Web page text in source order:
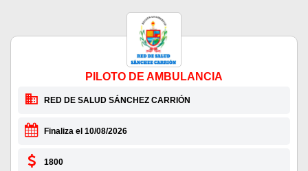
PILOTO DE AMBULANCIA
RED DE SALUD SÁNCHEZ CARRIÓN
Finaliza el 10/08/2026
1800